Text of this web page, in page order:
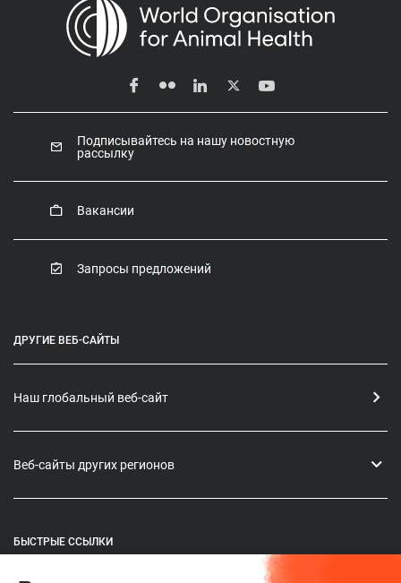
Подписывайтесь на нашу новостную
рассылку
Вакансии
Запросы предложений
ДРУГИЕ ВЕБ-САЙТЫ
Наш глобальный веб-сайт
Веб-сайты других регионов
БЫСТРЫЕ ССЫЛКИ